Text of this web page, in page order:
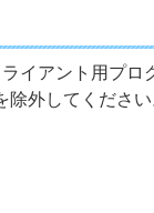
イアント用プ
除外してくださ